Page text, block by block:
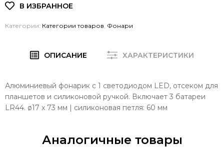
Категории: Категории товаров Фонари
ОПИСАНИЕ ХАРАКТЕРИСТИКИ
Алюминиевый фонарик с 1 светодиодом LED, отсеком для
планшетов и силиконовой ручкой. Включает 3 батареи
LR44. ø17 x 73 мм | силиконовая петля: 60 мм
Аналогичные товары